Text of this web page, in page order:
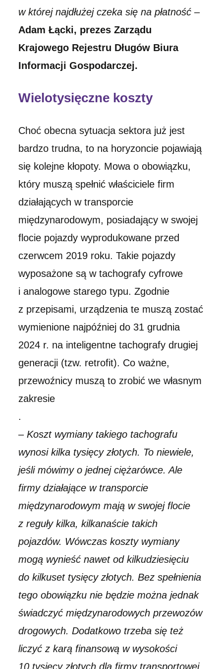
w której najdłużej czeka się na płatność –
Adam Łącki, prezes Zarządu
Krajowego Rejestru Długów Biura
Informacji Gospodarczej.
Wielotysięczne koszty
Choć obecna sytuacja sektora już jest
bardzo trudna, to na horyzoncie pojawiają
się kolejne kłopoty. Mowa o obowiązku,
który muszą spełnić właściciele firm
działających w transporcie
międzynarodowym, posiadający w swojej
flocie pojazdy wyprodukowane przed
czerwcem 2019 roku. Takie pojazdy
wyposażone są w tachografy cyfrowe
i analogowe starego typu. Zgodnie
z przepisami, urządzenia te muszą zostać
wymienione najpóźniej do 31 grudnia
2024 r. na inteligentne tachografy drugiej
generacji (tzw. retrofit). Co ważne,
przewoźnicy muszą to zrobić we własnym
zakresie
.
–Koszt wymiany takiego tachografu
wynosi kilka tysięcy złotych. To niewiele,
jeśli mówimy o jednej ciężarówce. Ale
firmy działające w transporcie
międzynarodowym mają w swojej flocie
z reguły kilka, kilkanaście takich
pojazdów. Wówczas koszty wymiany
mogą wynieść nawet od kilkudziesięciu
do kilkuset tysięcy złotych. Bez spełnienia
tego obowiązku nie będzie można jednak
świadczyć międzynarodowych przewozów
drogowych. Dodatkowo trzeba się też
liczyć z karą finansową w wysokości
10 tysięcy złotych dla firmy transportowej